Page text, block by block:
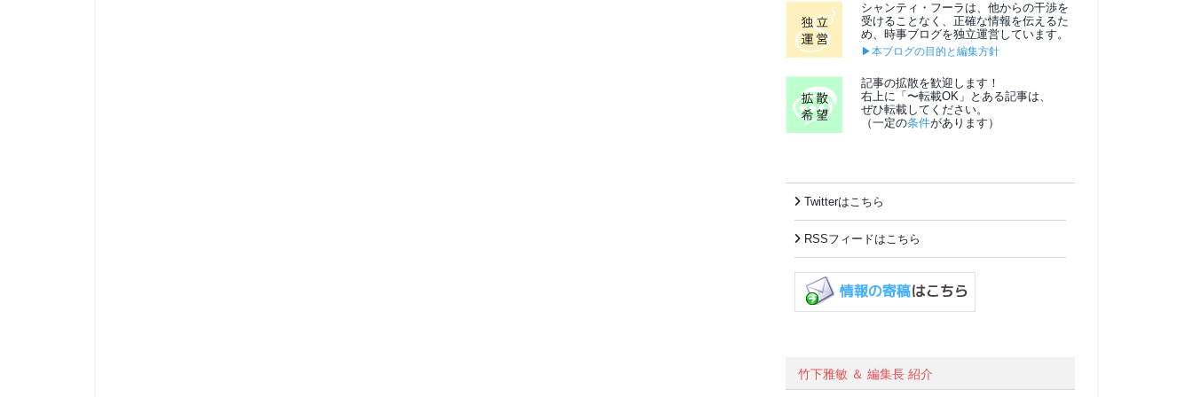
シャンティ・フーラは、他からの干渉を
受けることなく、正確な情報を伝えるた
め、時事ブログを独立運営しています。
▶本ブログの目的と編集方針
記事の拡散を歓迎します！
右上に「〜転載OK」とある記事は、
ぜひ転載してください。
（一定の条件があります）
Twitterはこちら
RSSフィードはこちら
竹下雅敏 ＆ 編集長 紹介